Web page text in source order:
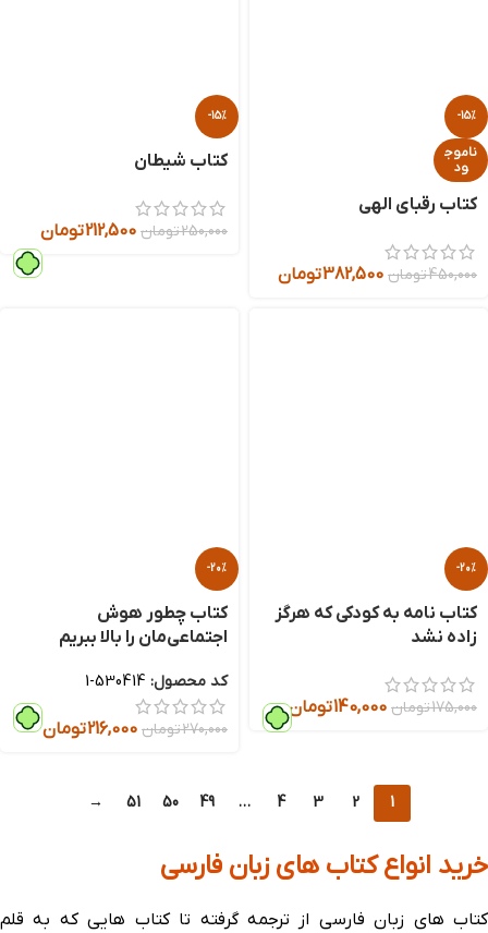
-15%
ناموج
ود
کتاب رقبای الهی
450,000تومان 382,500تومان
-15%
کتاب شیطان
250,000تومان 212,500تومان
-20%
کتاب نامه به کودکی که هرگز
زاده نشد
175,000تومان 140,000تومان
-20%
کتاب چطور هوش
اجتماعی‌مان را بالا ببریم
کد محصول: 530414-1
270,000تومان 216,000تومان
1
2
3
4
…
49
50
51
→
خرید انواع کتاب های زبان فارسی
کتاب های زبان فارسی از ترجمه گرفته تا کتاب هایی که به قلم